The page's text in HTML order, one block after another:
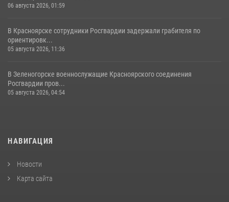
06 августа 2026, 01:59
В Красноярске сотрудники Росгвардии задержали грабителя по
ориентировк...
05 августа 2026, 11:36
В Зеленогорске военнослужащие Красноярского соединения
Росгвардии пров...
05 августа 2026, 04:54
НАВИГАЦИЯ
Новости
Карта сайта